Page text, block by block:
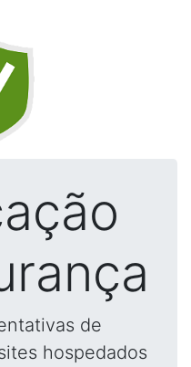
de
hospedados